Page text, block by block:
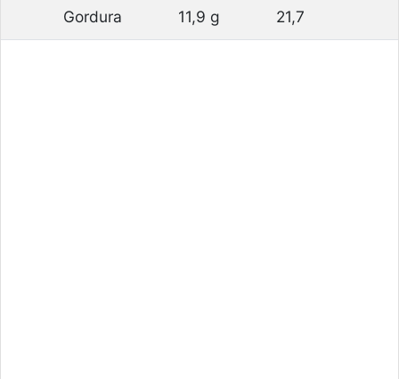
Gordura 11,9 g 21,7